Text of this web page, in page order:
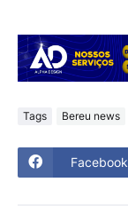
Tags Bereu news
Facebook